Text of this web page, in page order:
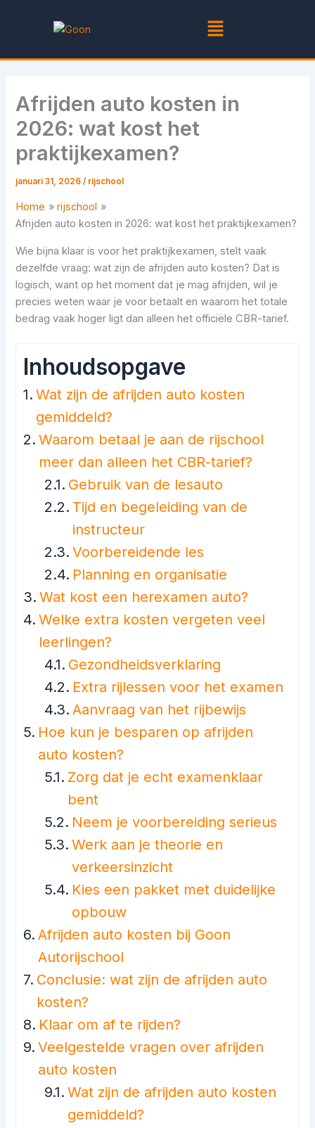
inhoud
Menu
Afrijden auto kosten in
2026: wat kost het
praktijkexamen?
januari 31, 2026/ rijschool
Home
rijschool
Afrijden auto kosten in 2026: wat kost het praktijkexamen?
Wie bijna klaar is voor het praktijkexamen, stelt vaak
dezelfde vraag: wat zijn de afrijden auto kosten? Dat is
logisch, want op het moment dat je mag afrijden, wil je
precies weten waar je voor betaalt en waarom het totale
bedrag vaak hoger ligt dan alleen het officiële CBR-tarief.
Inhoudsopgave
Wat zijn de afrijden auto kosten
gemiddeld?
Waarom betaal je aan de rijschool
meer dan alleen het CBR-tarief?
Gebruik van de lesauto
Tijd en begeleiding van de
instructeur
Voorbereidende les
Planning en organisatie
Wat kost een herexamen auto?
Welke extra kosten vergeten veel
leerlingen?
Gezondheidsverklaring
Extra rijlessen voor het examen
Aanvraag van het rijbewijs
Hoe kun je besparen op afrijden
auto kosten?
Zorg dat je echt examenklaar
bent
Neem je voorbereiding serieus
Werk aan je theorie en
verkeersinzicht
Kies een pakket met duidelijke
opbouw
Afrijden auto kosten bij Goon
Autorijschool
Conclusie: wat zijn de afrijden auto
kosten?
Klaar om af te rijden?
Veelgestelde vragen over afrijden
auto kosten
Wat zijn de afrijden auto kosten
gemiddeld?